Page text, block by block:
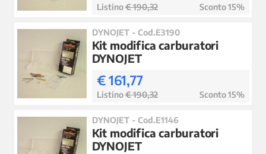
Listino€ 190,32 Sconto 15%
DYNOJET - Cod.E3190
Kit modifica carburatori
DYNOJET
€ 161,77
Listino€ 190,32 Sconto 15%
DYNOJET - Cod.E1146
Kit modifica carburatori
DYNOJET